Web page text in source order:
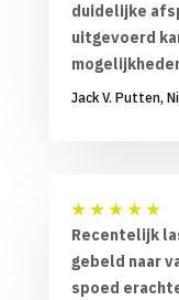
duidelijke
uitgevoerd
Jack V. Putten,
★ ★ ★ ★ ★
Recentelijk
gebeld naar
spoed